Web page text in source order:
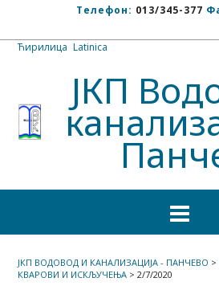
Телефон: 013/345-377
Ћирилица Latinica
ЈКП
ЈКП ВОДОВОД И КАНАЛИЗАЦИЈА - ПАНЧЕВО >
КВАРОВИ И ИСКЉУЧЕЊА > 2/7/2020